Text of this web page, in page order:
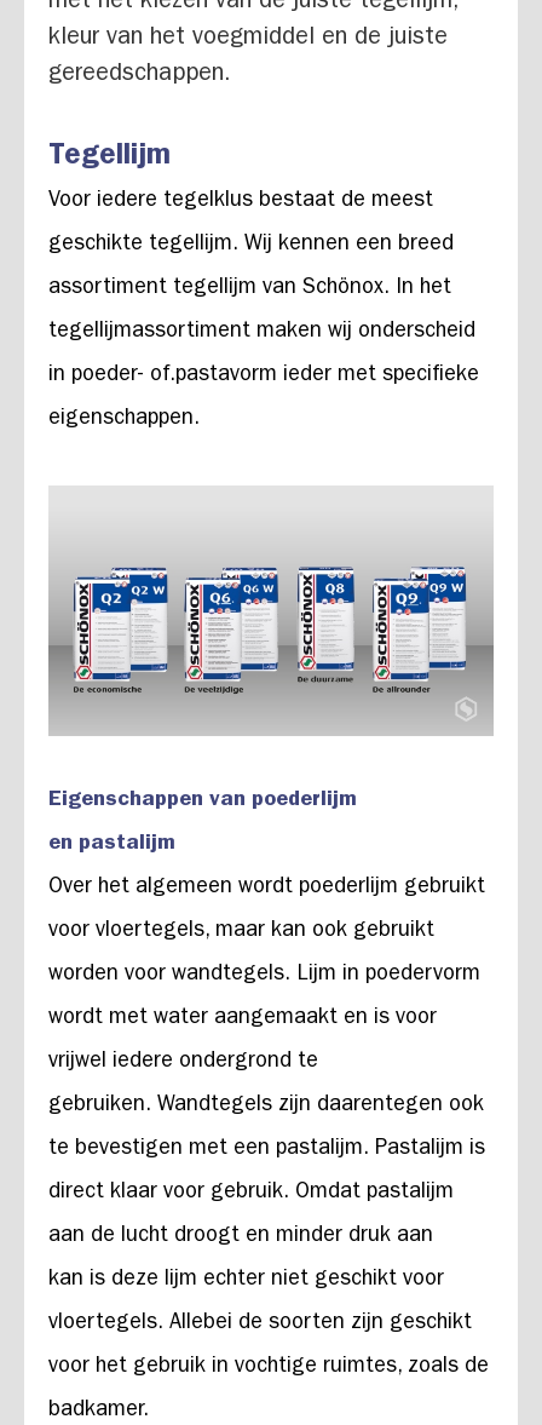
kleur van het voegmiddel en de juiste
gereedschappen.
Tegellijm
Voor iedere tegelklus bestaat de meest
geschikte tegellijm. Wij kennen een breed
assortiment tegellijm van Schönox. In het
tegellijmassortiment maken wij onderscheid
in poeder- of.pastavorm ieder met specifieke
eigenschappen.
Eigenschappen van poederlijm
en pastalijm
Over het algemeen wordt poederlijm gebruikt
voor vloertegels, maar kan ook gebruikt
worden voor wandtegels. Lijm in poedervorm
wordt met water aangemaakt en is voor
vrijwel iedere ondergrond te
gebruiken. Wandtegels zijn daarentegen ook
te bevestigen met een pastalijm. Pastalijm is
direct klaar voor gebruik. Omdat pastalijm
aan de lucht droogt en minder druk aan
kan is deze lijm echter niet geschikt voor
vloertegels. Allebei de soorten zijn geschikt
voor het gebruik in vochtige ruimtes, zoals de
badkamer.